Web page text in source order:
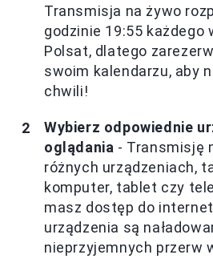
Transmisja na żywo
godzinie 19:55 każdego
Polsat, dlatego
swoim kalendarzu, aby
chwili!
Wybierz odpowiednie
oglądania - Transmisję
różnych urządzeniach,
komputer, tablet czy
masz dostęp do
urządzenia są
nieprzyjemnych przerw